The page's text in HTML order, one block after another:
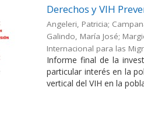
Derechos y VIH
Angeleri, Patricia;
Galindo, María José;
Internacional para las
Informe final de la
particular interés en la
vertical del VIH en la